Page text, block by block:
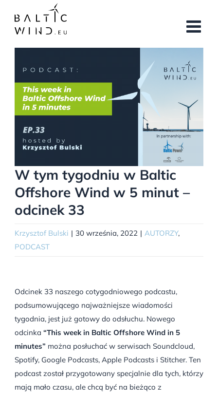
zawartości
większy
obrazek
W tym tygodniu w Baltic
Offshore Wind w 5 minut –
odcinek 33
Krzysztof Bulski | 30 września, 2022 | AUTORZY,
PODCAST
Odcinek 33 naszego cotygodniowego podcastu,
podsumowującego najważniejsze wiadomości
tygodnia, jest już gotowy do odsłuchu. Nowego
odcinka “This week in Baltic Offshore Wind in 5
minutes” można posłuchać w serwisach Soundcloud,
Spotify, Google Podcasts, Apple Podcasts i Stitcher. Ten
podcast został przygotowany specjalnie dla tych, którzy
mają mało czasu, ale chcą być na bieżąco z